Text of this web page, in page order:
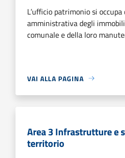
L’ufficio patrimonio si
amministrativa degli
comunale e della loro
VAI ALLA PAGINA
Area 3 Infrastrutture e
territorio